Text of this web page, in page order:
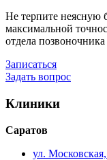
Не терпите неясную
максимальной
отдела
Записаться
Задать вопрос
Клиники
Саратов
ул.